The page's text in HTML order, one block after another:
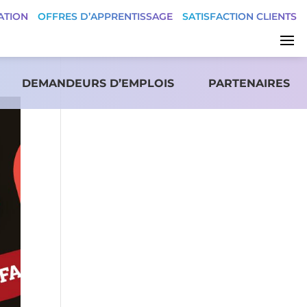
OFFRES D’APPRENTISSAGE SATISFACTION CLIENTS
DEMANDEURS D’EMPLOIS PARTENAIRES